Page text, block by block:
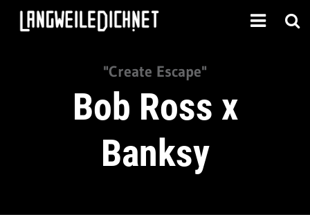
"Create Escape"
Bob Ross x
Banksy